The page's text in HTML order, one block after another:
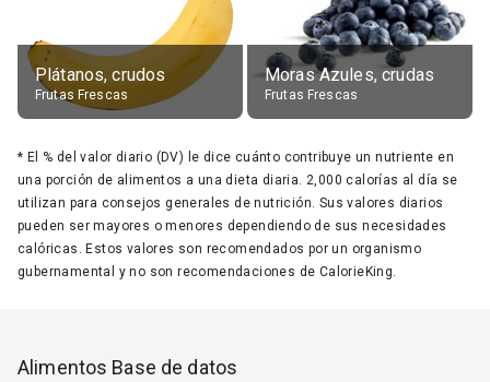
Plátanos, crudos
Frutas Frescas
Moras Azules, crudas
Frutas Frescas
* El % del valor diario (DV) le dice cuánto contribuye un nutriente en
una porción de alimentos a una dieta diaria. 2,000 calorías al día se
utilizan para consejos generales de nutrición. Sus valores diarios
pueden ser mayores o menores dependiendo de sus necesidades
calóricas. Estos valores son recomendados por un organismo
gubernamental y no son recomendaciones de CalorieKing.
Alimentos Base de datos